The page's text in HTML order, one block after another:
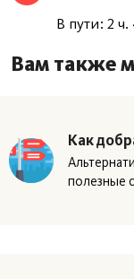
В пути: 2
Вам также
Как
полезные